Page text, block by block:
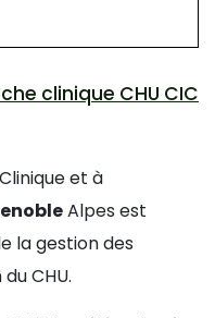
clinique CHU CIC
et à
Alpes est
la gestion des
CHU.